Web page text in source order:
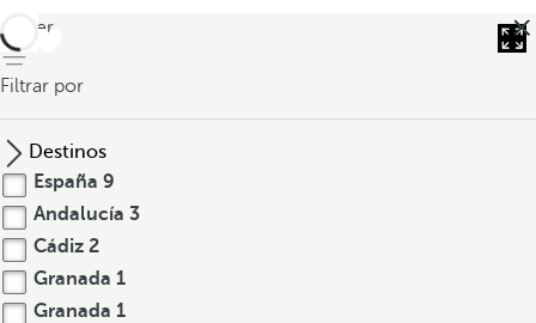
volver
Filtrar por
Destinos
España 9
Andalucía 3
Cádiz 2
Granada 1
Granada 1